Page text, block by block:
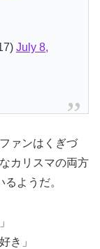
July 8,
ァンはくぎづ
カリスマの両方
ようだ。
き」